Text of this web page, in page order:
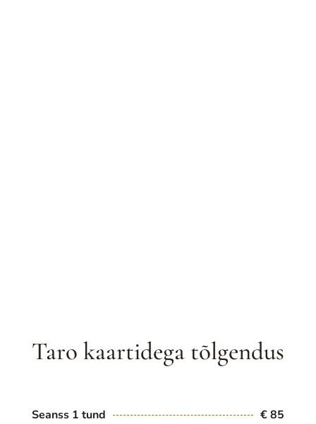
Taro kaartidega tõlgendus
Seanss 1 tund € 85